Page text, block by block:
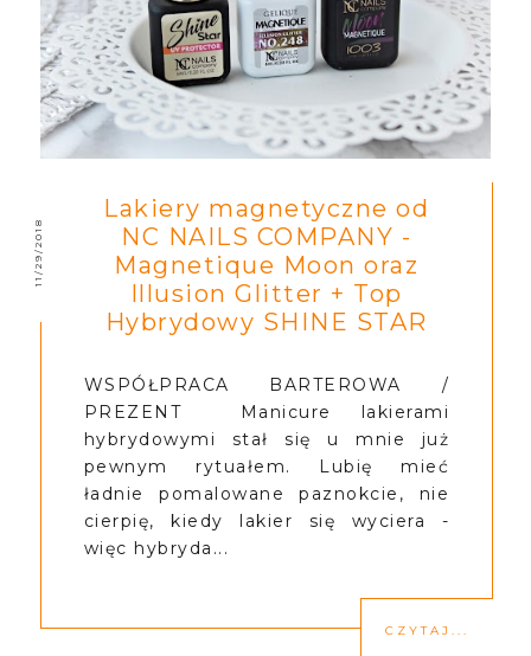
11/29/2018
Lakiery magnetyczne od
NC NAILS COMPANY -
Magnetique Moon oraz
Illusion Glitter + Top
Hybrydowy SHINE STAR
WSPÓŁPRACA BARTEROWA /
PREZENT Manicure lakierami
hybrydowymi stał się u mnie już
pewnym rytuałem. Lubię mieć
ładnie pomalowane paznokcie, nie
cierpię, kiedy lakier się wyciera -
więc hybryda...
CZYTAJ...